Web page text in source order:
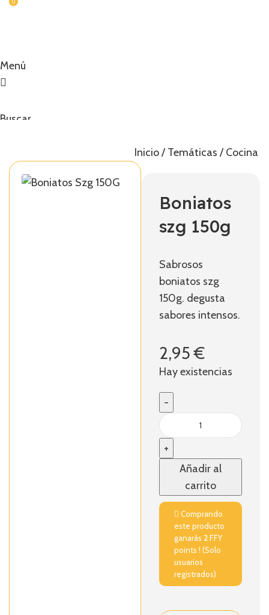
Menú
Buscar
0
Inicio
Temáticas Cocina
Boniatos
szg 150g
Sabrosos
boniatos szg
150g. degusta
sabores intensos.
2,95€
Hay existencias
Añadir al
carrito
Comprando
este producto
ganarás 2FFY
points ! (Solo
usuarios
registrados)